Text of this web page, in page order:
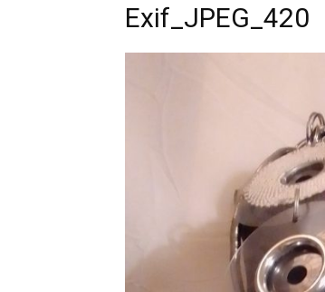
Exif_JPEG_420